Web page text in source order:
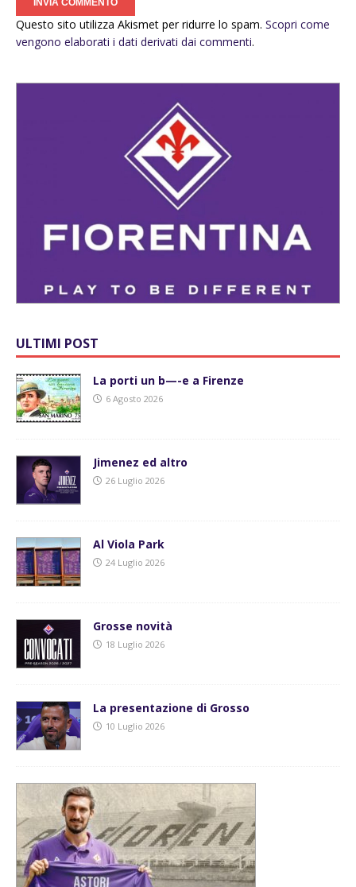
Questo sito utilizza Akismet per ridurre lo spam. Scopri come
vengono elaborati i dati derivati dai commenti.
ULTIMI POST
La porti un b—-e a Firenze
6 Agosto 2026
Jimenez ed altro
26 Luglio 2026
Al Viola Park
24 Luglio 2026
Grosse novità
18 Luglio 2026
La presentazione di Grosso
10 Luglio 2026